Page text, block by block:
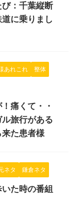
：千葉縦断
に乗りまし
あれこれ 整体
痛くて・・
旅行がある
た患者様
ネタ 鎌倉ネタ
た時の番組